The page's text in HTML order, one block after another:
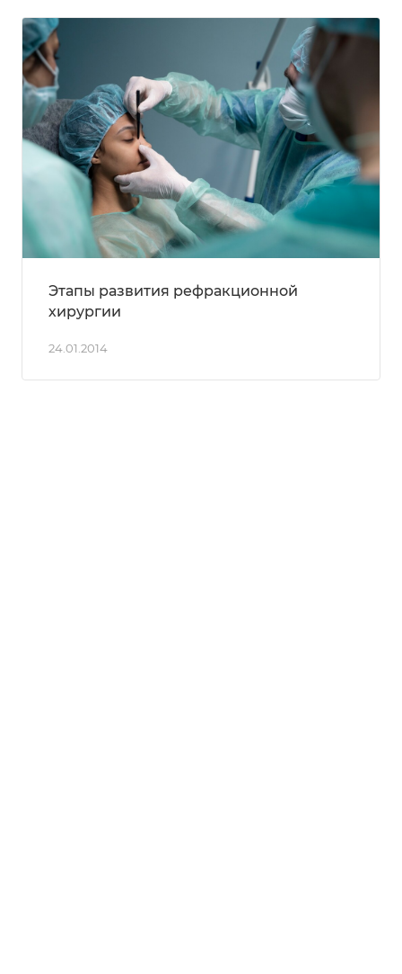
24.01.2014
Этапы развития рефракционной
хирургии